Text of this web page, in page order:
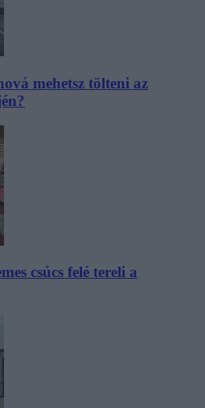
mehetsz tölteni az
csúcs felé tereli a